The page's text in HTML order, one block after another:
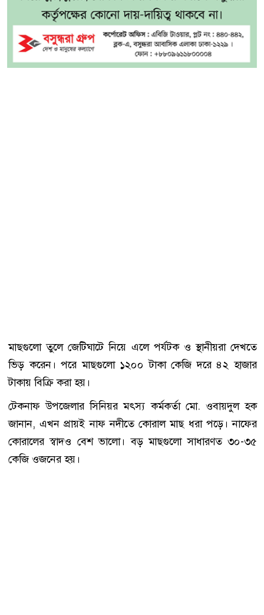
মাছগুলো তুলে জেটিঘাটে নিয়ে এলে পর্যটক ও স্থানীয়রা দেখতে
ভিড় করেন। পরে মাছগুলো ১২০০ টাকা কেজি দরে ৪২ হাজার
টাকায় বিক্রি করা হয়।
টেকনাফ উপজেলার সিনিয়র মৎস্য কর্মকর্তা মো. ওবায়দুল হক
জানান, এখন প্রায়ই নাফ নদীতে কোরাল মাছ ধরা পড়ে। নাফের
কোরালের স্বাদও বেশ ভালো। বড় মাছগুলো সাধারণত ৩০-৩৫
কেজি ওজনের হয়।